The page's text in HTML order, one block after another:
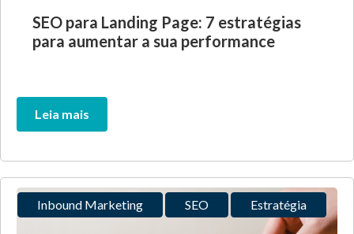
SEO para Landing Page: 7 estratégias
para aumentar a sua performance
Leia mais
Inbound Marketing SEO Estratégia